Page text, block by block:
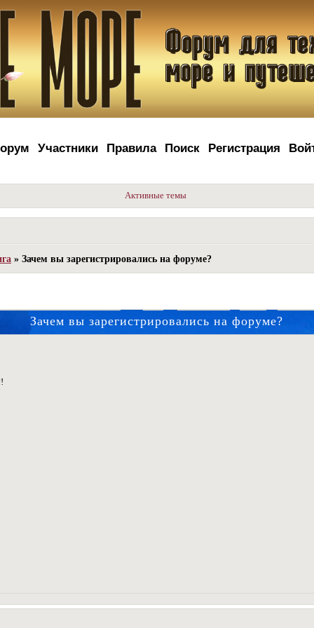
Участники Правила Поиск Регистрация
Активные темы
» Зачем вы зарегистрировались на форуме?
Зачем вы зарегистрировались на форуме?